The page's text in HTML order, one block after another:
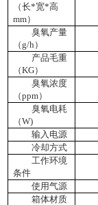
（长*宽*高
mm）
臭氧产量
（g/h）
产品毛重
（KG）
臭氧浓度
（ppm）
臭氧电耗
（W)
输入电源
冷却方式
工作环境
条件
使用气源
箱体材质